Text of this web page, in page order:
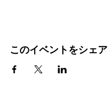
このイベントをシェア